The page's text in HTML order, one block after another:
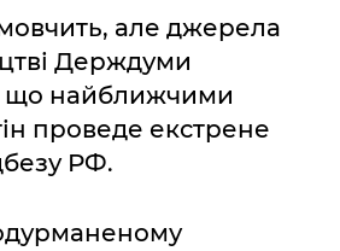
але джерела
Держдуми
що найближчими
проведе екстрене
РФ.